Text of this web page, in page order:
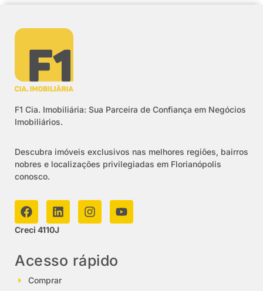
F1 Cia. Imobiliária: Sua Parceira de Confiança em Negócios
Imobiliários.
Descubra imóveis exclusivos nas melhores regiões, bairros
nobres e localizações privilegiadas em Florianópolis
conosco.
Creci 4110J
Acesso rápido
Comprar